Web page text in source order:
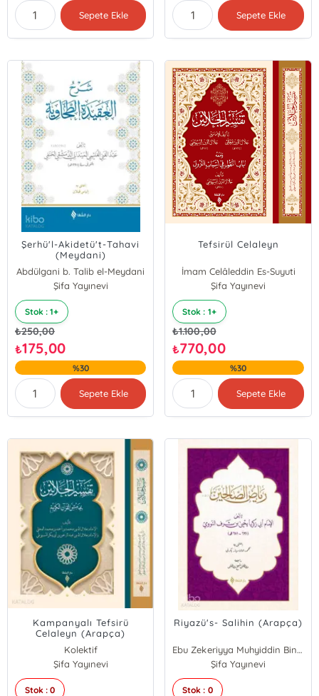
Sepete Ekle Sepete Ekle
Şerhü'l-Akidetü't-Tahavi
(Meydani)
Abdülgani b. Talib el-Meydani
Şifa Yayınevi
Stok : 1+
₺250,00
₺175,00
%30
Sepete Ekle
Tefsirül Celaleyn
İmam Celâleddin Es-Suyuti
Şifa Yayınevi
Stok : 1+
₺1.100,00
₺770,00
%30
Sepete Ekle
Kampanyalı Tefsirü
Celaleyn (Arapça)
Kolektif
Şifa Yayınevi
Stok : 0
Riyazü's- Salihin (Arapça)
Ebu Zekeriyya Muhyiddin Bin Şeref En-Nevevi Ed-Dimeşki
Şifa Yayınevi
Stok : 0